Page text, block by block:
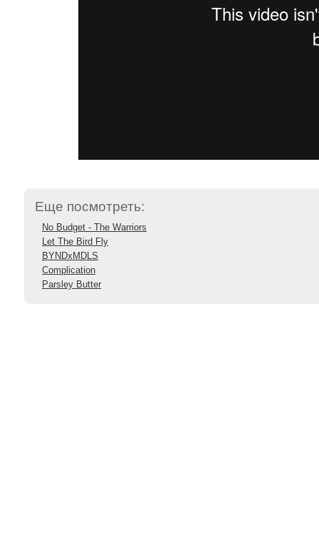
Еще посмотреть:
No Budget - The Warriors
Let The Bird Fly
BYNDxMDLS
Complication
Parsley Butter